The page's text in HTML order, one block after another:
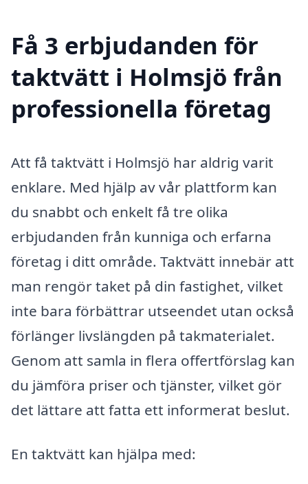
Få 3 erbjudanden för
taktvätt i Holmsjö från
professionella företag
Att få taktvätt i Holmsjö har aldrig varit
enklare. Med hjälp av vår plattform kan
du snabbt och enkelt få tre olika
erbjudanden från kunniga och erfarna
företag i ditt område. Taktvätt innebär att
man rengör taket på din fastighet, vilket
inte bara förbättrar utseendet utan också
förlänger livslängden på takmaterialet.
Genom att samla in flera offertförslag kan
du jämföra priser och tjänster, vilket gör
det lättare att fatta ett informerat beslut.
En taktvätt kan hjälpa med: